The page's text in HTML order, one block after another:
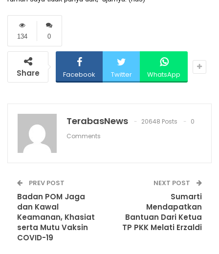
0
134
Share Facebook Twitter WhatsApp
TerabasNews 20648 Posts
0
Comments
PREV POST
Badan POM Jaga
dan Kawal
Keamanan, Khasiat
serta Mutu Vaksin
COVID-19
NEXT POST
Sumarti
Mendapatkan
Bantuan Dari Ketua
TP PKK Melati Erzaldi